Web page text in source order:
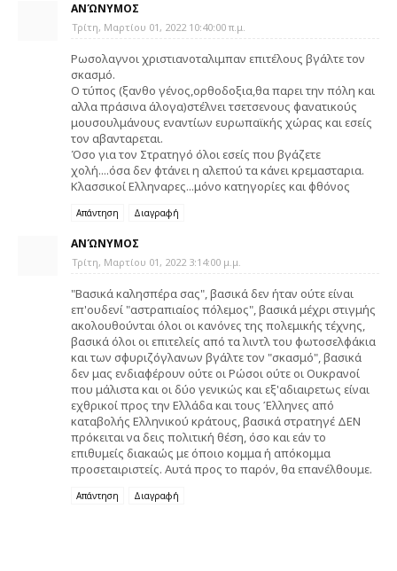
ΑΝΏΝΥΜΟΣ
Τρίτη, Μαρτίου 01, 2022 10:40:00 π.μ.
Ρωσολαγνοι χριστιανοταλιμπαν επιτέλους βγάλτε τον
σκασμό.
Ο τύπος (ξανθο γένος,ορθοδοξια,θα παρει την πόλη και
αλλα πράσινα άλογα)στέλνει τσετσενους φανατικούς
μουσουλμάνους εναντίων ευρωπαϊκής χώρας και εσείς
τον αβανταρεται.
Όσο για τον Στρατηγό όλοι εσείς που βγάζετε
χολή....όσα δεν φτάνει η αλεπού τα κάνει κρεμασταρια.
Κλασσικοί Ελληναρες...μόνο κατηγορίες και φθόνος
Απάντηση Διαγραφή
ΑΝΏΝΥΜΟΣ
Τρίτη, Μαρτίου 01, 2022 3:14:00 μ.μ.
"Βασικά καλησπέρα σας", βασικά δεν ήταν ούτε είναι
επ'ουδενί "αστραπιαίος πόλεμος", βασικά μέχρι στιγμής
ακολουθούνται όλοι οι κανόνες της πολεμικής τέχνης,
βασικά όλοι οι επιτελείς από τα λιντλ του φωτοσελφάκια
και των σφυριζόγλανων βγάλτε τον "σκασμό", βασικά
δεν μας ενδιαφέρουν ούτε οι Ρώσοι ούτε οι Ουκρανοί
που μάλιστα και οι δύο γενικώς και εξ'αδιαιρετως είναι
εχθρικοί προς την Ελλάδα και τους Έλληνες από
καταβολής Ελληνικού κράτους, βασικά στρατηγέ ΔΕΝ
πρόκειται να δεις πολιτική θέση, όσο και εάν το
επιθυμείς διακαώς με όποιο κομμα ή απόκομμα
προσεταιριστείς. Αυτά προς το παρόν, θα επανέλθουμε.
Απάντηση Διαγραφή